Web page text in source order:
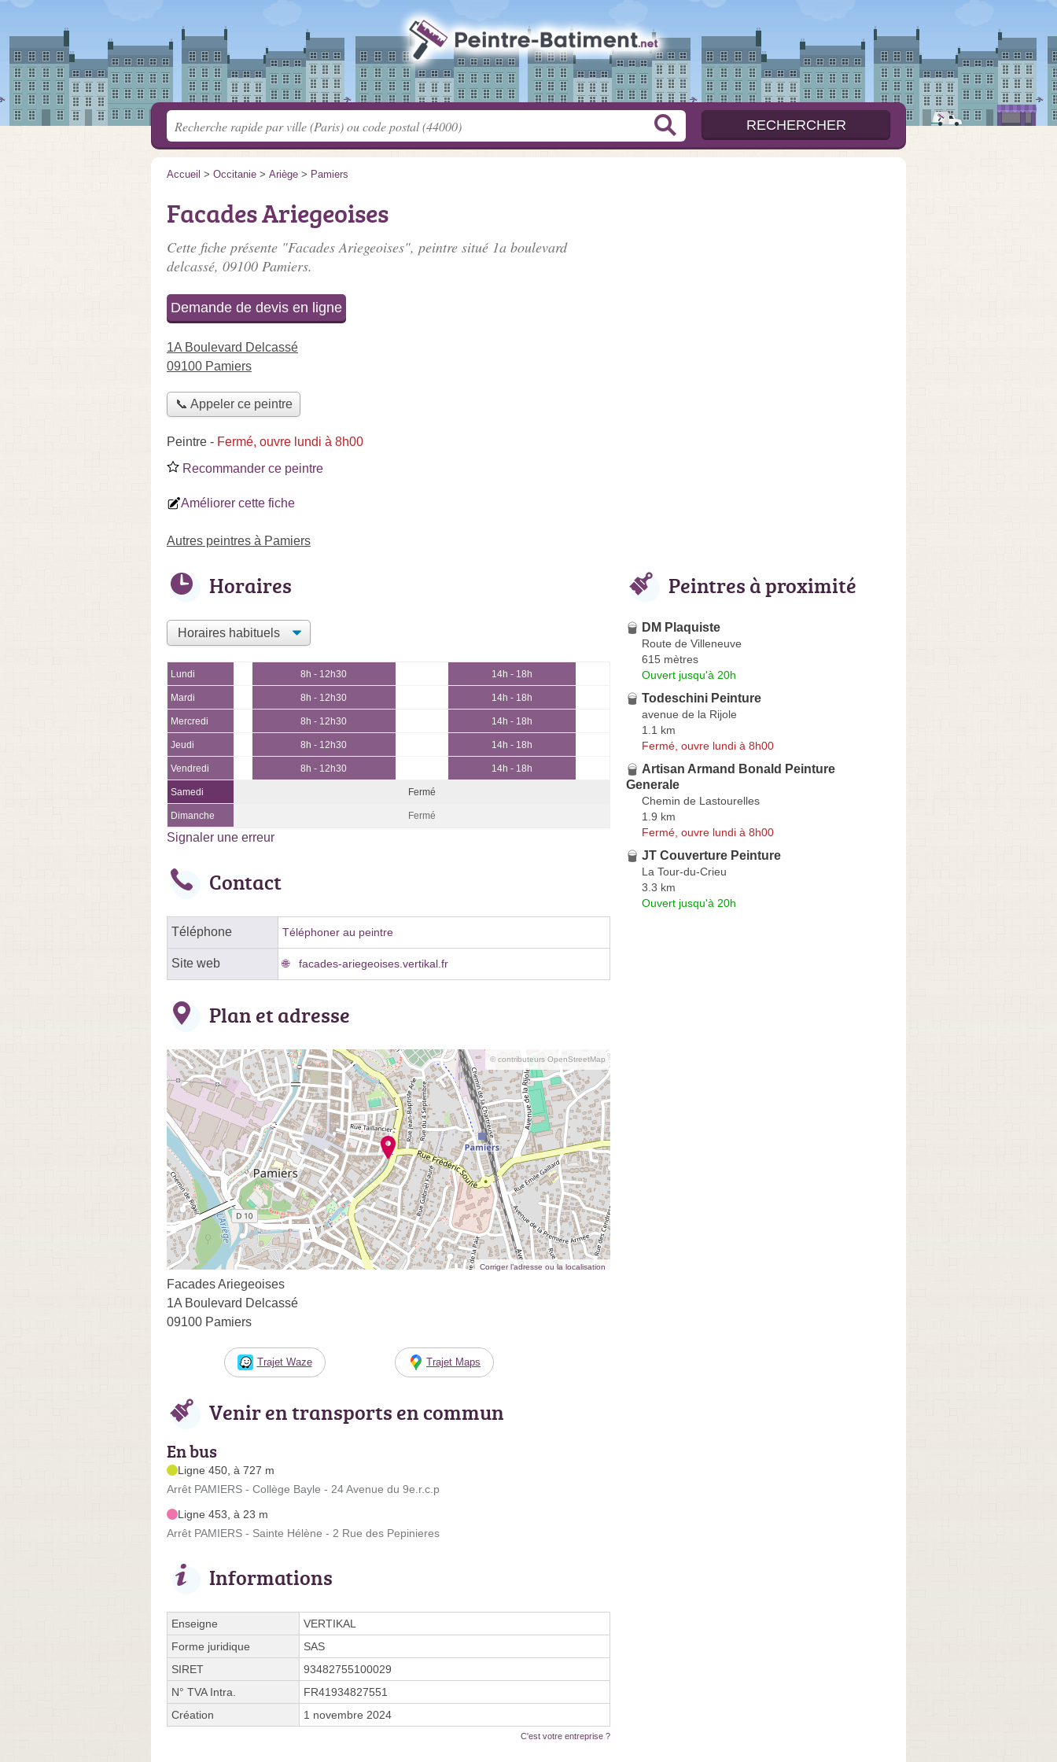
Accueil > Occitanie > Ariège > Pamiers
Facades Ariegeoises
Cette fiche présente "Facades Ariegeoises", peintre situé 1a boulevard
delcassé, 09100 Pamiers.
Demande de devis en ligne
1A Boulevard Delcassé
09100 Pamiers
📞 Appeler ce peintre
Peintre - Fermé, ouvre lundi à 8h00
Recommander ce peintre
Améliorer cette fiche
Autres peintres à Pamiers
Horaires
Lundi 8h - 12h30 14h - 18h
Mardi 8h - 12h30 14h - 18h
Mercredi 8h - 12h30 14h - 18h
Jeudi 8h - 12h30 14h - 18h
Vendredi 8h - 12h30 14h - 18h
Samedi Fermé
Dimanche Fermé
Signaler une erreur
Contact
Téléphone Téléphoner au peintre
Site web facades-ariegeoises.vertikal.fr
Plan et adresse
© contributeurs OpenStreetMap
Corriger l’adresse ou la localisation
Facades Ariegeoises
1A Boulevard Delcassé
09100 Pamiers
Trajet Waze Trajet Maps
Venir en transports en commun
En bus
Ligne 450, à 727 m
Arrêt PAMIERS - Collège Bayle - 24 Avenue du 9e.r.c.p
Ligne 453, à 23 m
Arrêt PAMIERS - Sainte Hélène - 2 Rue des Pepinieres
Informations
Enseigne
VERTIKAL
Forme juridique
SAS
SIRET
93482755100029
N° TVA Intra.
FR41934827551
Création
1 novembre 2024
C'est votre entreprise ?
Peintres à proximité
DM Plaquiste
Route de Villeneuve
615 mètres
Ouvert jusqu'à 20h
Todeschini Peinture
avenue de la Rijole
1.1 km
Fermé, ouvre lundi à 8h00
Artisan Armand Bonald Peinture
Generale
Chemin de Lastourelles
1.9 km
Fermé, ouvre lundi à 8h00
JT Couverture Peinture
La Tour-du-Crieu
3.3 km
Ouvert jusqu'à 20h